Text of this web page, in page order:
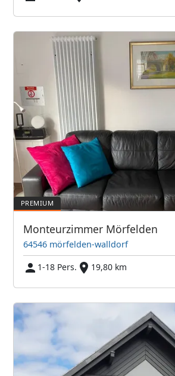
Monteurzimmer Mörfelden
64546 mörfelden-walldorf
1-18 Pers.
19,80 km